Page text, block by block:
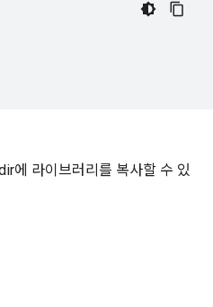
에 라이브러리를 복사할 수 있